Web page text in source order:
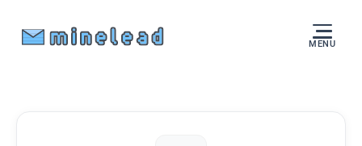
MENU